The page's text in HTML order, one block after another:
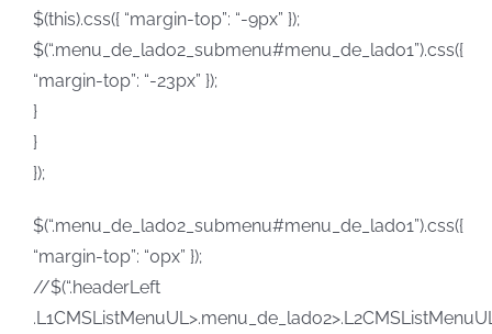
$(this).css({ “margin-top”: “-9px” });
$(“.menu_de_lado2_submenu#menu_de_lado1”).css({
“margin-top”: “-23px” });
}
}
});
$(“.menu_de_lado2_submenu#menu_de_lado1”).css({
“margin-top”: “0px” });
//$(“.headerLeft